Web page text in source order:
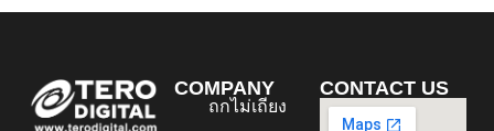
COMPANY
ถกไม่เถียง
CONTACT US